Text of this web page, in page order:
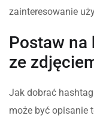
zainteresowanie
Postaw na
ze
Jak dobrać
może być opisanie